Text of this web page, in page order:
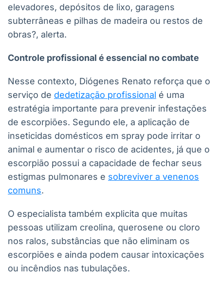
elevadores, depósitos de lixo, garagens
subterrâneas e pilhas de madeira ou restos de
obras?, alerta.
Controle profissional é essencial no combate
Nesse contexto, Diógenes Renato reforça que o
serviço de dedetização profissional é uma
estratégia importante para prevenir infestações
de escorpiões. Segundo ele, a aplicação de
inseticidas domésticos em spray pode irritar o
animal e aumentar o risco de acidentes, já que o
escorpião possui a capacidade de fechar seus
estigmas pulmonares e sobreviver a venenos
comuns.
O especialista também explicita que muitas
pessoas utilizam creolina, querosene ou cloro
nos ralos, substâncias que não eliminam os
escorpiões e ainda podem causar intoxicações
ou incêndios nas tubulações.